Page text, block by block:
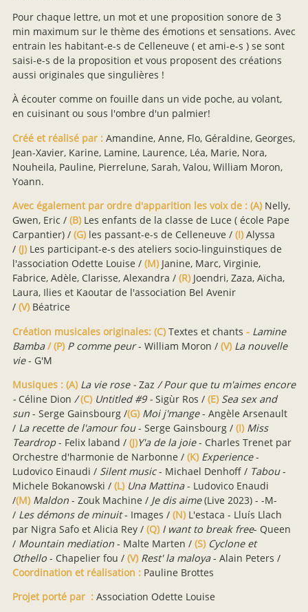
Pour chaque lettre, un mot et une proposition sonore de 3
min maximum sur le thème des émotions et sensations. Avec
entrain les habitant-e-s de Celleneuve ( et ami-e-s ) se sont
saisi-e-s de la proposition et vous proposent des créations
aussi originales que singulières !
À écouter comme on fouille dans un vide poche, au volant,
en cuisinant ou sous l'ombre d'un palmier!
Créé et réalisé par : Amandine, Anne, Flo, Géraldine, Georges,
Jean-Xavier, Karine, Lamine, Laurence, Léa, Marie, Nora,
Nouheila, Pauline, Pierrelune, Sarah, Valou, William Moron,
Yoann.
Avec également par ordre d'apparition les voix de : (A) Nelly,
Gwen, Eric / (B) Les enfants de la classe de Luce ( école Pape
Carpantier) / (G) les passant-e-s de Celleneuve / (I) Alyssa
/ (J) Les participant-e-s des ateliers socio-linguinstiques de
l'association Odette Louise / (M) Janine, Marc, Virginie,
Fabrice, Adèle, Clarisse, Alexandra / (R) Joendri, Zaza, Aïcha,
Laura, Ilies et Kaoutar de l'association Bel Avenir
/ (V) Béatrice
Création musicales originales: (C) Textes et chants - Lamine
Bamba/ (P) P comme peur- William Moron / (V) La nouvelle
vie- G'M
Musiques : (A) La vie rose - Zaz / Pour que tu m'aimes encore
- Céline Dion /(C) Untitled #9 - Sigùr Ros / (E) Sea sex and
sun - Serge Gainsbourg /(G) Moi j'mange- Angèle Arsenault
/ La recette de l'amour fou- Serge Gainsbourg / (I) Miss
Teardrop- Felix laband / (J)Y'a de la joie- Charles Trenet par
Orchestre d'harmonie de Narbonne / (K) Experience-
Ludovico Einaudi / Silent music- Michael Denhoff / Tabou-
Michele Bokanowski / (L) Una Mattina- Ludovico Enaudi
/(M) Maldon - Zouk Machine / Je dis aime(Live 2023) - -M-
/ Les démons de minuit- Images / (N) L'estaca - Lluís Llach
par Nigra Safo et Alicia Rey / (Q) I want to break free- Queen
/ Mountain mediation - Malte Marten / (S) Cyclone et
Othello - Chapelier fou / (V) Rest' la maloya- Alain Peters /
Coordination et réalisation : Pauline Brottes
Projet porté par : Association Odette Louise